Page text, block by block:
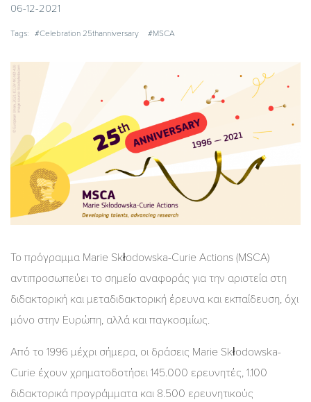
06-12-2021
Tags: #Celebration 25thanniversary #MSCA
Το πρόγραμμα Marie Skłodowska-Curie Actions (MSCA)
αντιπροσωπεύει το σημείο αναφοράς για την αριστεία στη
διδακτορική και μεταδιδακτορική έρευνα και εκπαίδευση, όχι
μόνο στην Ευρώπη, αλλά και παγκοσμίως.
Από το 1996 μέχρι σήμερα, οι δράσεις Marie Skłodowska-
Curie έχουν χρηματοδοτήσει 145.000 ερευνητές, 1.100
διδακτορικά προγράμματα και 8.500 ερευνητικούς